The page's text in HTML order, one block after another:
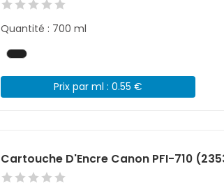
Quantité : 700 ml
Prix par ml : 0.55 €
Cartouche D'Encre Canon PFI-710